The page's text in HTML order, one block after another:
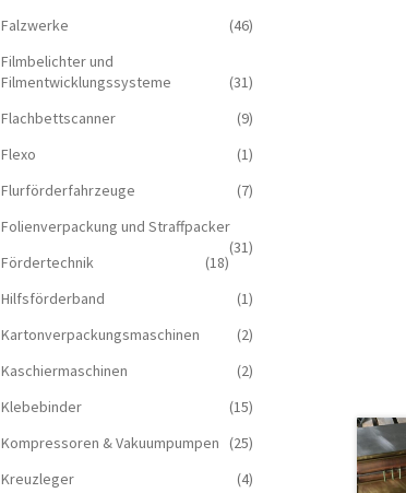
Falzwerke
(46)
Filmbelichter und
Filmentwicklungssysteme
(31)
Flachbettscanner
(9)
Flexo
(1)
Flurförderfahrzeuge
(7)
Folienverpackung und Straffpacker
(31)
Fördertechnik
(18)
Hilfsförderband
(1)
Kartonverpackungsmaschinen
(2)
Kaschiermaschinen
(2)
Klebebinder
(15)
Kompressoren & Vakuum­pumpen
(25)
Kreuzleger
(4)